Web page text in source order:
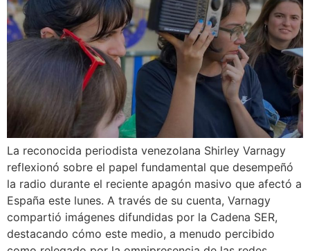
La reconocida periodista venezolana Shirley Varnagy
reflexionó sobre el papel fundamental que desempeñó
la radio durante el reciente apagón masivo que afectó a
España este lunes. A través de su cuenta, Varnagy
compartió imágenes difundidas por la Cadena SER,
destacando cómo este medio, a menudo percibido